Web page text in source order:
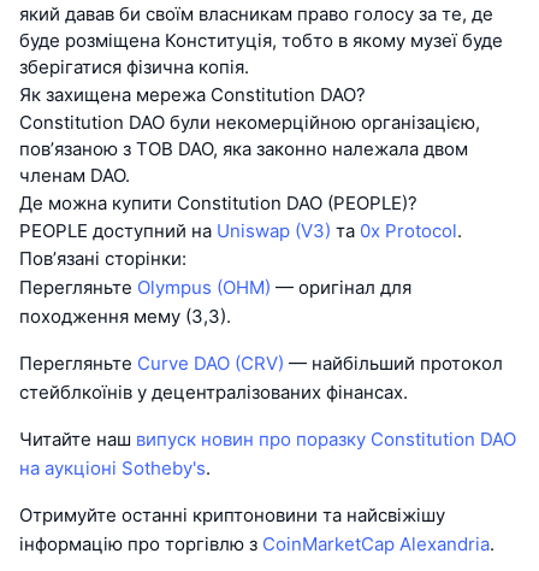
який давав би своїм власникам право голосу за те, де
буде розміщена Конституція, тобто в якому музеї буде
зберігатися фізична копія.
Як захищена мережа Constitution DAO?
Constitution DAO були некомерційною організацією,
пов’язаною з ТОВ DAO, яка законно належала двом
членам DAO.
Де можна купити Constitution DAO (PEOPLE)?
PEOPLE доступний на Uniswap (V3) та 0x Protocol.
Пов’язані сторінки:
Перегляньте Olympus (OHM) — оригінал для
походження мему (3,3).
Перегляньте Curve DAO (CRV) — найбільший протокол
стейблкоїнів у децентралізованих фінансах.
Читайте наш випуск новин про поразку Constitution DAO
на аукціоні Sotheby's.
Отримуйте останні криптоновини та найсвіжішу
інформацію про торгівлю з CoinMarketCap Alexandria.